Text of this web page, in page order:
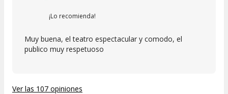
¡Lo recomienda!
Muy buena, el teatro espectacular y comodo, el
publico muy respetuoso
Ver las 107 opiniones